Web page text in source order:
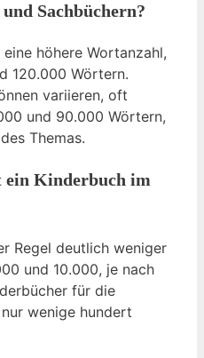
Sachbüchern?
höhere Wortanzahl,
120.000 Wörtern.
variieren, oft
und 90.000 Wörtern,
Themas.
Kinderbuch im
Regel deutlich weniger
und 10.000, je nach
für die
wenige hundert